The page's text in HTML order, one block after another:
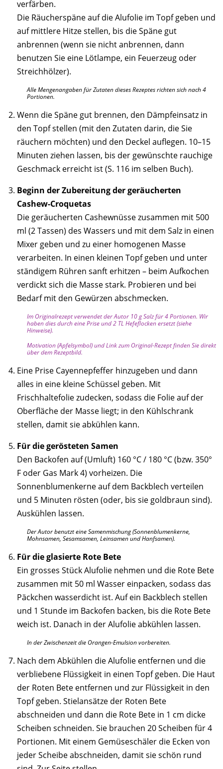
verfärben.
Die Räucherspäne auf die Alufolie im Topf geben und
auf mittlere Hitze stellen, bis die Späne gut
anbrennen (wenn sie nicht anbrennen, dann
benutzen Sie eine Lötlampe, ein Feuerzeug oder
Streichhölzer).
Alle Mengenangaben für Zutaten dieses Rezeptes richten sich nach 4
Portionen.
Wenn die Späne gut brennen, den Dämpfeinsatz in
den Topf stellen (mit den Zutaten darin, die Sie
räuchern möchten) und den Deckel auflegen. 10–15
Minuten ziehen lassen, bis der gewünschte rauchige
Geschmack erreicht ist (S. 116 im selben Buch).
Beginn der Zubereitung der geräucherten
Cashew-Croquetas
Die geräucherten Cashewnüsse zusammen mit 500
ml (2 Tassen) des Wassers und mit dem Salz in einen
Mixer geben und zu einer homogenen Masse
verarbeiten. In einen kleinen Topf geben und unter
ständigem Rühren sanft erhitzen – beim Aufkochen
verdickt sich die Masse stark. Probieren und bei
Bedarf mit den Gewürzen abschmecken.
Im Originalrezept verwendet der Autor 10 g Salz für 4 Portionen. Wir
haben dies durch eine Prise und 2 TL Hefeflocken ersetzt (siehe
Hinweise).
Motivation (Apfelsymbol) und Link zum Original-Rezept finden Sie direkt
über dem Rezeptbild.
Eine Prise Cayennepfeffer hinzugeben und dann
alles in eine kleine Schüssel geben. Mit
Frischhaltefolie zudecken, sodass die Folie auf der
Oberfläche der Masse liegt; in den Kühlschrank
stellen, damit sie abkühlen kann.
Für die gerösteten Samen
Den Backofen auf (Umluft) 160 °C / 180 °C (bzw. 350°
F oder Gas Mark 4) vorheizen. Die
Sonnenblumenkerne auf dem Backblech verteilen
und 5 Minuten rösten (oder, bis sie goldbraun sind).
Auskühlen lassen.
Der Autor benutzt eine Samenmischung (Sonnenblumenkerne,
Mohnsamen, Sesamsamen, Leinsamen und Hanfsamen).
Für die glasierte Rote Bete
Ein grosses Stück Alufolie nehmen und die Rote Bete
zusammen mit 50 ml Wasser einpacken, sodass das
Päckchen wasserdicht ist. Auf ein Backblech stellen
und 1 Stunde im Backofen backen, bis die Rote Bete
weich ist. Danach in der Alufolie abkühlen lassen.
In der Zwischenzeit die Orangen-Emulsion vorbereiten.
Nach dem Abkühlen die Alufolie entfernen und die
verbliebene Flüssigkeit in einen Topf geben. Die Haut
der Roten Bete entfernen und zur Flüssigkeit in den
Topf geben. Stielansätze der Roten Bete
abschneiden und dann die Rote Bete in 1 cm dicke
Scheiben schneiden. Sie brauchen 20 Scheiben für 4
Portionen. Mit einem Gemüseschäler die Ecken von
jeder Scheibe abschneiden, damit sie schön rund